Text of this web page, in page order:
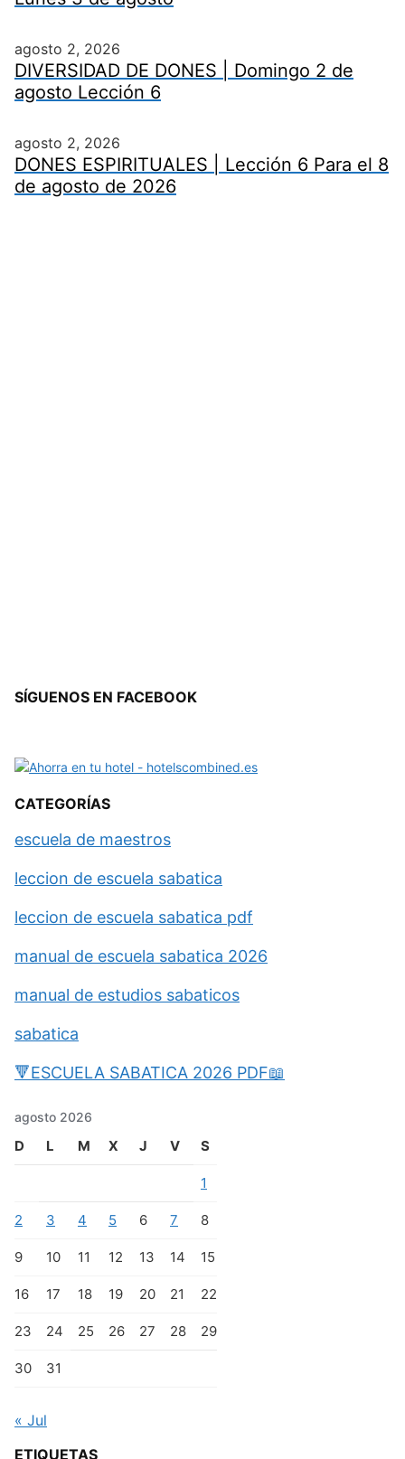
agosto 2, 2026
DIVERSIDAD DE DONES | Domingo 2 de
agosto Lección 6
agosto 2, 2026
DONES ESPIRITUALES | Lección 6 Para el 8
de agosto de 2026
SÍGUENOS EN FACEBOOK
CATEGORÍAS
escuela de maestros
leccion de escuela sabatica
leccion de escuela sabatica pdf
manual de escuela sabatica 2026
manual de estudios sabaticos
sabatica
🔻ESCUELA SABATICA 2026 PDF📖
agosto 2026
D L M X J V S
1
2 3 4 5 6 7 8
9 10 11 12 13 14 15
16 17 18 19 20 21 22
23 24 25 26 27 28 29
30 31
« Jul
ETIQUETAS